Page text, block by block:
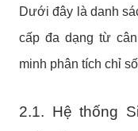
Dưới đây là danh
cấp đa dạng từ
minh phân tích chỉ
2.1. Hệ thống